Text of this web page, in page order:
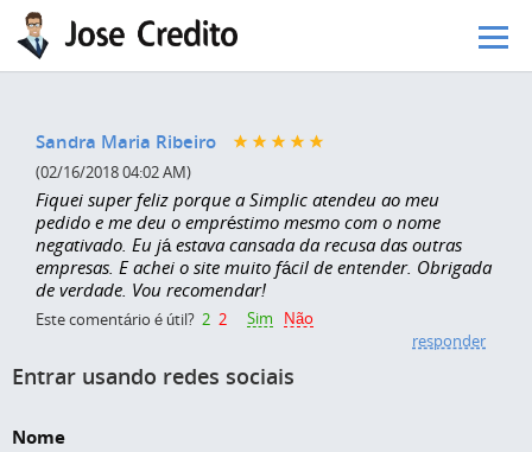
Pular para o conteúdo principal
Sandra Maria Ribeiro
(02/16/2018 04:02 AM)
Fiquei super feliz porque a Simplic atendeu ao meu
pedido e me deu o empréstimo mesmo com o nome
negativado. Eu já estava cansada da recusa das outras
empresas. E achei o site muito fácil de entender. Obrigada
de verdade. Vou recomendar!
Este comentário é útil? 2 2 Sim
Não
responder
Entrar usando redes sociais
Nome